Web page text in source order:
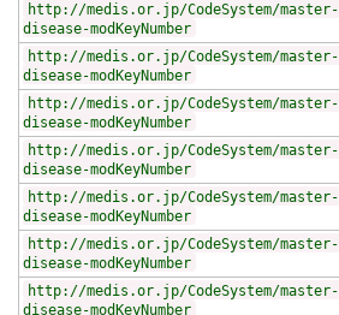
http://medis.or.jp/CodeSystem/master-
disease-modKeyNumber
http://medis.or.jp/CodeSystem/master-
disease-modKeyNumber
http://medis.or.jp/CodeSystem/master-
disease-modKeyNumber
http://medis.or.jp/CodeSystem/master-
disease-modKeyNumber
http://medis.or.jp/CodeSystem/master-
disease-modKeyNumber
http://medis.or.jp/CodeSystem/master-
disease-modKeyNumber
http://medis.or.jp/CodeSystem/master-
disease-modKeyNumber